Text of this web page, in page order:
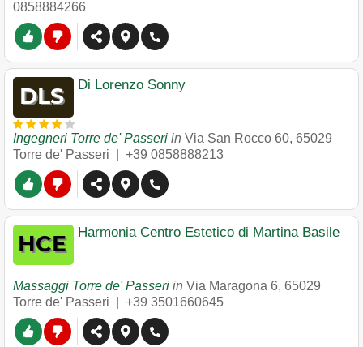
0858884266
Di Lorenzo Sonny
Ingegneri Torre de' Passeri in Via San Rocco 60, 65029
Torre de' Passeri
+39 0858888213
Harmonia Centro Estetico di Martina Basile
Massaggi Torre de' Passeri in Via Maragona 6, 65029
Torre de' Passeri
+39 3501660645